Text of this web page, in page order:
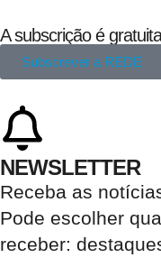
A subscrição é
Subscrever a REDE
NEWSLETTER
Receba as
Pode escolher
receber: